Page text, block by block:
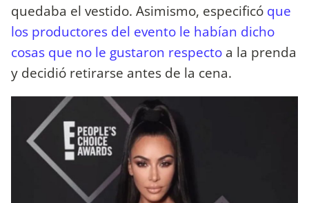
quedaba el vestido. Asimismo, especificó que
los productores del evento le habían dicho
cosas que no le gustaron respecto a la prenda
y decidió retirarse antes de la cena.